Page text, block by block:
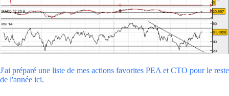
J'ai préparé une liste de mes actions favorites PEA et CTO pour le reste
de l'année ici.